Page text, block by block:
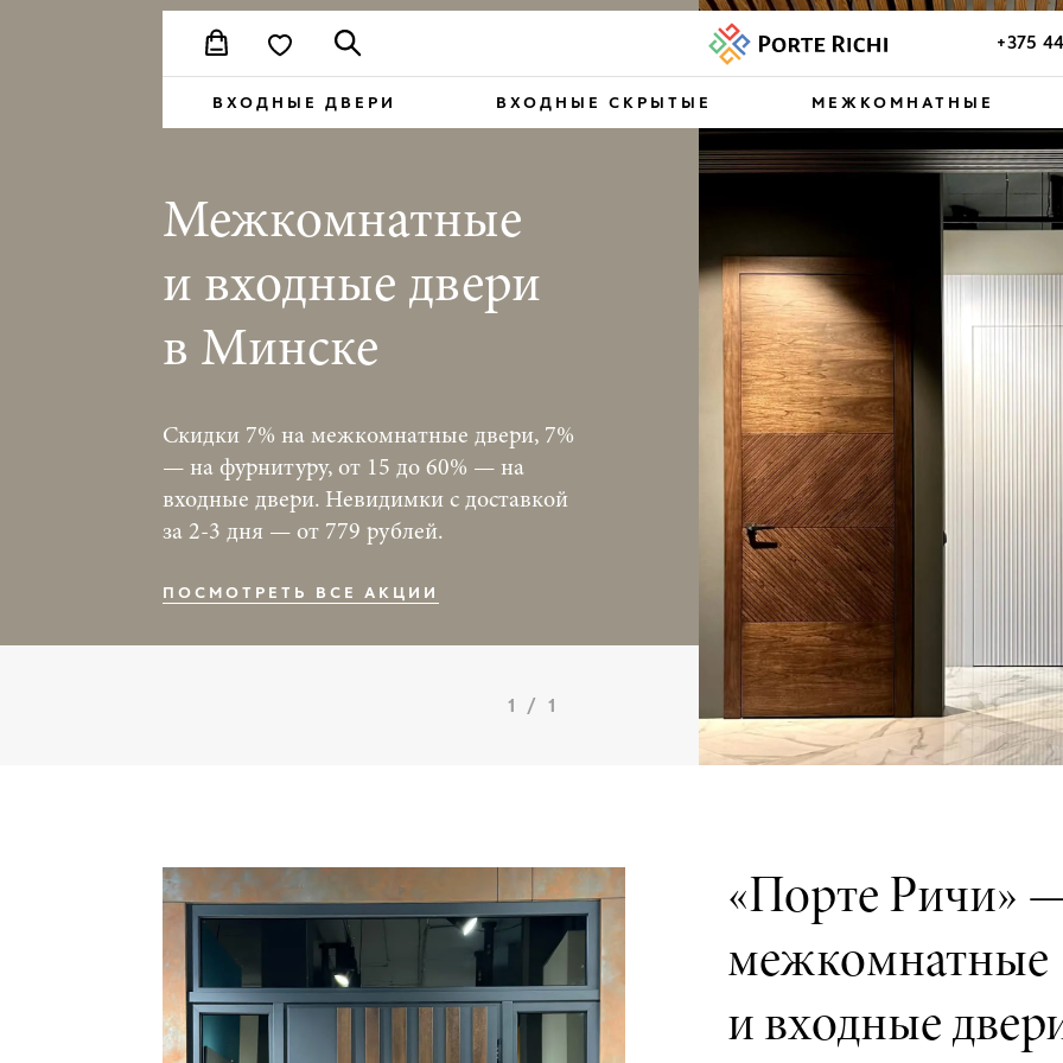
+375
ВХОДНЫЕ ДВЕРИ ВХОДНЫЕ СКРЫТЫЕ МЕЖКОМНАТНЫЕ
Межкомнатные
и входные двери
в Минске
Скидки 7% на межкомнатные двери, 7%
— на фурнитуру, от 15 до 60% — на
входные двери. Невидимки с доставкой
за 2-3 дня — от 779 рублей.
ПОСМОТРЕТЬ ВСЕ АКЦИИ
1 / 1
«Порте Ричи»
межкомнатные
и входные